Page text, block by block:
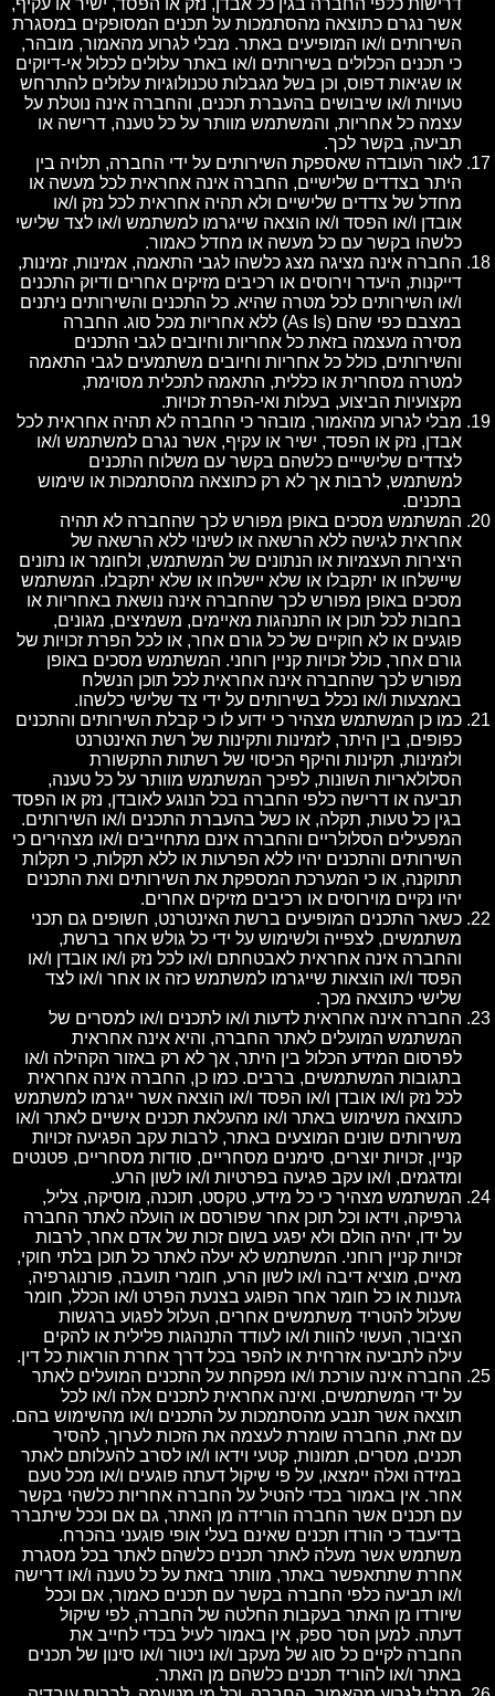
דרישות כלפי החברה בגין כל אבדן, נזק או הפסד, ישיר או עקיף,
אשר נגרם כתוצאה מהסתמכות על תכנים המסופקים במסגרת
השירותים ו/או המופיעים באתר. מבלי לגרוע מהאמור, מובהר,
כי תכנים הכלולים בשירותים ו/או באתר עלולים לכלול אי-דיוקים
או שגיאות דפוס, וכן בשל מגבלות טכנולוגיות עלולים להתרחש
טעויות ו/או שיבושים בהעברת תכנים, והחברה אינה נוטלת על
עצמה כל אחריות, והמשתמש מוותר על כל טענה, דרישה או
תביעה, בקשר לכך.
לאור העובדה שאספקת השירותים על ידי החברה, תלויה בין
היתר בצדדים שלישיים, החברה אינה אחראית לכל מעשה או
מחדל של צדדים שלישיים ולא תהיה אחראית לכל נזק ו/או
אובדן ו/או הפסד ו/או הוצאה שייגרמו למשתמש ו/או לצד שלישי
כלשהו בקשר עם כל מעשה או מחדל כאמור.
החברה אינה מציגה מצג כלשהו לגבי התאמה, אמינות, זמינות,
דייקנות, היעדר וירוסים או רכיבים מזיקים אחרים ודיוק התכנים
ו/או השירותים לכל מטרה שהיא. כל התכנים והשירותים ניתנים
במצבם כפי שהם (As Is) ללא אחריות מכל סוג. החברה
מסירה מעצמה בזאת כל אחריות וחיובים לגבי התכנים
והשירותים, כולל כל אחריות וחיובים משתמעים לגבי התאמה
למטרה מסחרית או כללית, התאמה לתכלית מסוימת,
מקצועיות הביצוע, בעלות ואי-הפרת זכויות.
מבלי לגרוע מהאמור, מובהר כי החברה לא תהיה אחראית לכל
אבדן, נזק או הפסד, ישיר או עקיף, אשר נגרם למשתמש ו/או
לצדדים שלישייים כלשהם בקשר עם משלוח התכנים
למשתמש, לרבות אך לא רק כתוצאה מהסתמכות או שימוש
בתכנים.
המשתמש מסכים באופן מפורש לכך שהחברה לא תהיה
אחראית לגישה ללא הרשאה או לשינוי ללא הרשאה של
היצירות העצמיות או הנתונים של המשתמש, ולחומר או נתונים
שיישלחו או יתקבלו או שלא יישלחו או שלא יתקבלו. המשתמש
מסכים באופן מפורש לכך שהחברה אינה נושאת באחריות או
בחבות לכל תוכן או התנהגות מאיימים, משמיצים, מגונים,
פוגעים או לא חוקיים של כל גורם אחר, או לכל הפרת זכויות של
גורם אחר, כולל זכויות קניין רוחני. המשתמש מסכים באופן
מפורש לכך שהחברה אינה אחראית לכל תוכן הנשלח
באמצעות ו/או נכלל בשירותים על ידי צד שלישי כלשהו.
כמו כן המשתמש מצהיר כי ידוע לו כי קבלת השירותים והתכנים
כפופים, בין היתר, לזמינות ותקינות של רשת האינטרנט
ולזמינות, תקינות והיקף הכיסוי של רשתות התקשורת
הסלולאריות השונות, לפיכך המשתמש מוותר על כל טענה,
תביעה או דרישה כלפי החברה בכל הנוגע לאובדן, נזק או הפסד
בגין כל טעות, תקלה, או כשל בהעברת התכנים ו/או השירותים.
המפעילים הסלולריים והחברה אינם מתחייבים ו/או מצהירים כי
השירותים והתכנים יהיו ללא הפרעות או ללא תקלות, כי תקלות
תתוקנה, או כי המערכת המספקת את השירותים ואת התכנים
יהיו נקיים מוירוסים או רכיבים מזיקים אחרים.
כשאר התכנים המופיעים ברשת האינטרנט, חשופים גם תכני
משתמשים, לצפייה ולשימוש על ידי כל גולש אחר ברשת,
והחברה אינה אחראית לאבטחתם ו/או לכל נזק ו/או אובדן ו/או
הפסד ו/או הוצאות שייגרמו למשתמש כזה או אחר ו/או לצד
שלישי כתוצאה מכך.
החברה אינה אחראית לדעות ו/או לתכנים ו/או למסרים של
המשתמש המועלים לאתר החברה, והיא אינה אחראית
לפרסום המידע הכלול בין היתר, אך לא רק באזור הקהילה ו/או
בתגובות המשתמשים, ברבים. כמו כן, החברה אינה אחראית
לכל נזק ו/או אובדן ו/או הפסד ו/או הוצאה אשר ייגרמו למשתמש
כתוצאה משימוש באתר ו/או מהעלאת תכנים אישיים לאתר ו/או
משירותים שונים המוצעים באתר, לרבות עקב הפגיעה זכויות
קניין, זכויות יוצרים, סימנים מסחריים, סודות מסחריים, פטנטים
ומדגמים, ו/או עקב פגיעה בפרטיות ו/או לשון הרע.
המשתמש מצהיר כי כל מידע, טקסט, תוכנה, מוסיקה, צליל,
גרפיקה, וידאו וכל תוכן אחר שפורסם או הועלה לאתר החברה
על ידו, יהיה הולם ולא יפגע בשום זכות של אדם אחר, לרבות
זכויות קניין רוחני. המשתמש לא יעלה לאתר כל תוכן בלתי חוקי,
מאיים, מוציא דיבה ו/או לשון הרע, חומרי תועבה, פורנוגרפיה,
גזענות או כל חומר אחר הפוגע בצנעת הפרט ו/או הכלל, חומר
שעלול להטריד משתמשים אחרים, העלול לפגוע ברגשות
הציבור, העשוי להוות ו/או לעודד התנהגות פלילית או להקים
עילה לתביעה אזרחית או להפר בכל דרך אחרת הוראות כל דין.
החברה אינה עורכת ו/או מפקחת על התכנים המועלים לאתר
על ידי המשתמשים, ואינה אחראית לתכנים אלה ו/או לכל
תוצאה אשר תנבע מהסתמכות על התכנים ו/או מהשימוש בהם.
עם זאת, החברה שומרת לעצמה את הזכות לערוך, להסיר
תכנים, מסרים, תמונות, קטעי וידאו ו/או לסרב להעלותם לאתר
במידה ואלה יימצאו, על פי שיקול דעתה פוגעים ו/או מכל טעם
אחר. אין באמור בכדי להטיל על החברה אחריות כלשהי בקשר
עם תכנים אשר החברה הורידה מן האתר, גם אם וככל שיתברר
בדיעבד כי הורדו תכנים שאינם בעלי אופי פוגעני בהכרח.
משתמש אשר מעלה לאתר תכנים כלשהם לאתר בכל מסגרת
אחרת שתתאפשר באתר, מוותר בזאת על כל טענה ו/או דרישה
ו/או תביעה כלפי החברה בקשר עם תכנים כאמור, אם וככל
שיורדו מן האתר בעקבות החלטה של החברה, לפי שיקול
דעתה. למען הסר ספק, אין באמור לעיל בכדי לחייב את
החברה לקיים כל סוג של מעקב ו/או ניטור ו/או סינון של תכנים
באתר ו/או להוריד תכנים כלשהם מן האתר.